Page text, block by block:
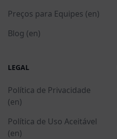
Preços para Equipes (en)
Blog (en)
LEGAL
Política de Privacidade
(en)
Política de Uso Aceitável
(en)